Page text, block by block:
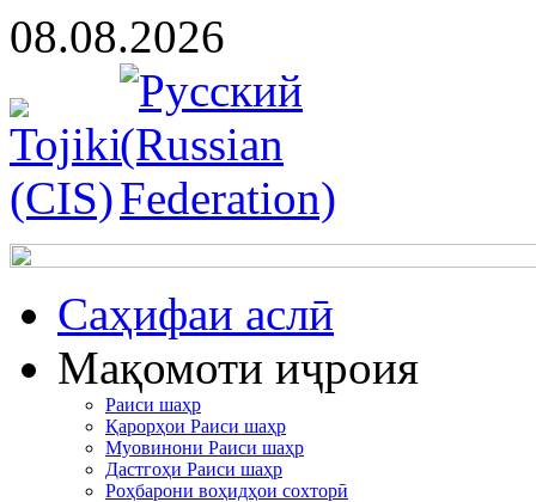
08.08.2026
Cаҳифаи аслӣ
Мақомоти иҷроия
Раиси шаҳр
Қарорҳои Раиси шаҳр
Муовинони Раиси шаҳр
Дастгоҳи Раиси шаҳр
Роҳбарони воҳидҳои сохторӣ